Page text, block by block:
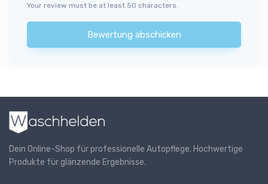
Your review must be at least 50 characters.
Bewertung abschicken
Dein Online-Shop für professionelle Autopflege. Hochwertige
Produkte für glänzende Ergebnisse.